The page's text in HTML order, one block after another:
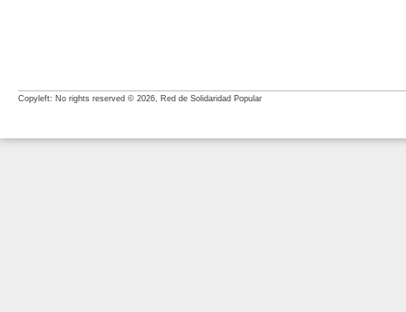
Copyleft: No rights reserved © 2026, Red de Solidaridad Popular